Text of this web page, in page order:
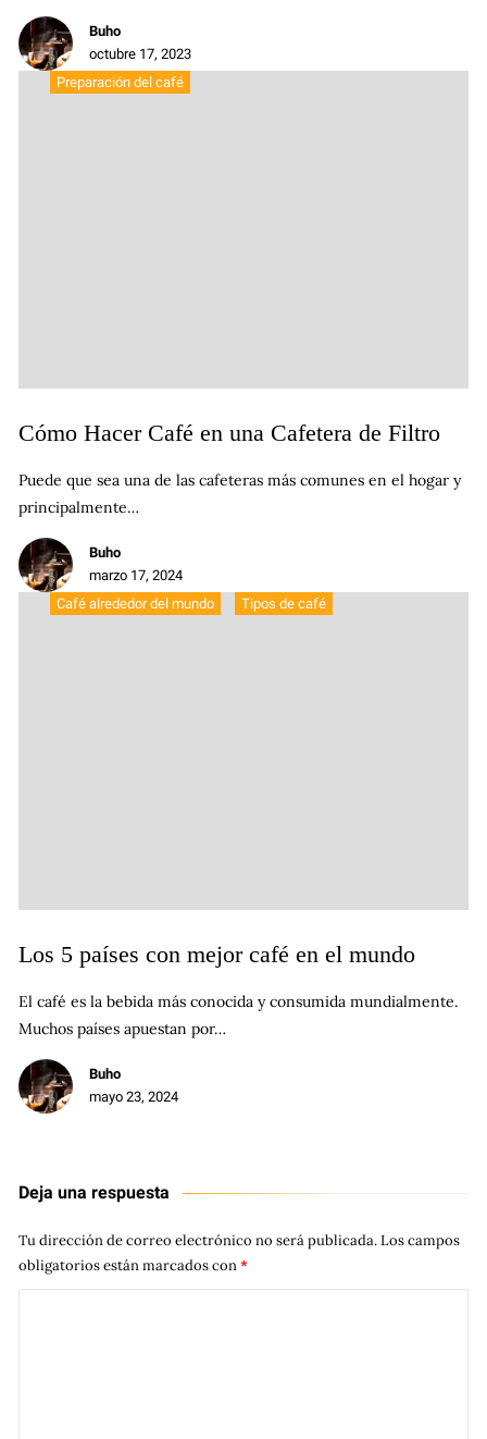
Buho
octubre 17, 2023
Preparación del café
Cómo Hacer Café en una Cafetera de Filtro
Puede que sea una de las cafeteras más comunes en el hogar y
principalmente…
Buho
marzo 17, 2024
Café alrededor del mundo
Tipos de café
Los 5 países con mejor café en el mundo
El café es la bebida más conocida y consumida mundialmente.
Muchos países apuestan por…
Buho
mayo 23, 2024
Deja una respuesta
Tu dirección de correo electrónico no será publicada.Los campos
obligatorios están marcados con*